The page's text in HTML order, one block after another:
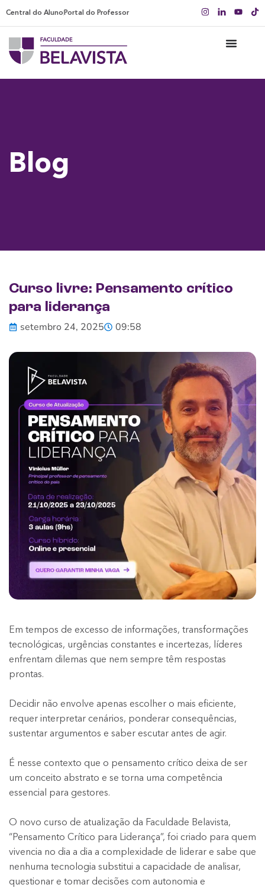
Central do Aluno Portal do Professor
Blog
Curso livre: Pensamento crítico
para liderança
setembro 24, 2025 09:58
Em tempos de excesso de informações, transformações
tecnológicas, urgências constantes e incertezas, líderes
enfrentam dilemas que nem sempre têm respostas
prontas.
Decidir não envolve apenas escolher o mais eficiente,
requer interpretar cenários, ponderar consequências,
sustentar argumentos e saber escutar antes de agir.
É nesse contexto que o pensamento crítico deixa de ser
um conceito abstrato e se torna uma competência
essencial para gestores.
O novo curso de atualização da Faculdade Belavista,
“Pensamento Crítico para Liderança”, foi criado para quem
vivencia no dia a dia a complexidade de liderar e sabe que
nenhuma tecnologia substitui a capacidade de analisar,
questionar e tomar decisões com autonomia e